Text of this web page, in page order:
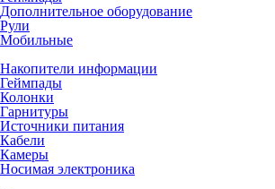
Дополнительное оборудование
Рули
Мобильные
Накопители информации
Геймпады
Колонки
Гарнитуры
Источники питания
Кабели
Камеры
Носимая электроника